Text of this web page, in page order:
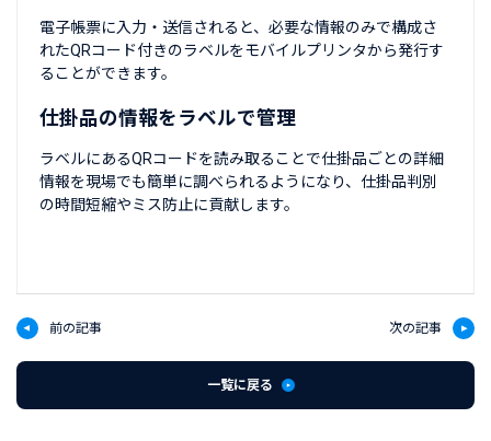
電子帳票に入力・送信されると、必要な情報のみで構成さ
れたQRコード付きのラベルをモバイルプリンタから発行す
ることができます。
仕掛品の情報をラベルで管理
ラベルにあるQRコードを読み取ることで仕掛品ごとの詳細
情報を現場でも簡単に調べられるようになり、仕掛品判別
の時間短縮やミス防止に貢献します。
前の記事 次の記事
一覧に戻る